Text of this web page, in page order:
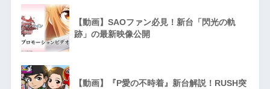
【動画】SAOファン必見！新台「閃光の軌
跡」の最新映像公開
【動画】『P愛の不時着』新台解説！RUSH突